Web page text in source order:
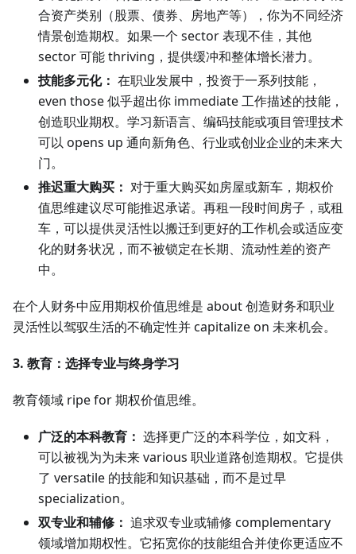
合资产类别（股票、债券、房地产等），你为不同经济
情景创造期权。如果一个 sector 表现不佳，其他
sector 可能 thriving，提供缓冲和整体增长潜力。
技能多元化： 在职业发展中，投资于一系列技能，
even those 似乎超出你 immediate 工作描述的技能，
创造职业期权。学习新语言、编码技能或项目管理技术
可以 opens up 通向新角色、行业或创业企业的未来大
门。
推迟重大购买： 对于重大购买如房屋或新车，期权价
值思维建议尽可能推迟承诺。再租一段时间房子，或租
车，可以提供灵活性以搬迁到更好的工作机会或适应变
化的财务状况，而不被锁定在长期、流动性差的资产
中。
在个人财务中应用期权价值思维是 about 创造财务和职业
灵活性以驾驭生活的不确定性并 capitalize on 未来机会。
3. 教育：选择专业与终身学习
教育领域 ripe for 期权价值思维。
广泛的本科教育： 选择更广泛的本科学位，如文科，
可以被视为为未来 various 职业道路创造期权。它提供
了 versatile 的技能和知识基础，而不是过早
specialization。
双专业和辅修： 追求双专业或辅修 complementary
领域增加期权性。它拓宽你的技能组合并使你更适应不